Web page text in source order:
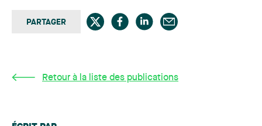
PARTAGER
Retour à la liste des publications